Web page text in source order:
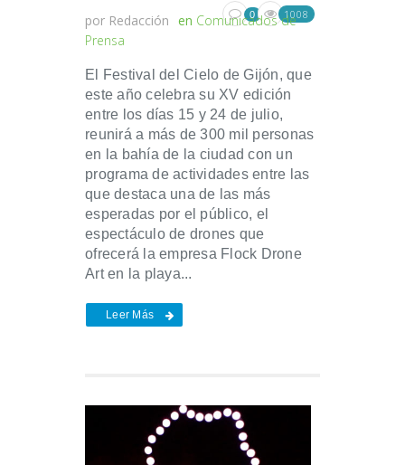
por Redacción en Comunicados de
Prensa
0 1008
El Festival del Cielo de Gijón, que
este año celebra su XV edición
entre los días 15 y 24 de julio,
reunirá a más de 300 mil personas
en la bahía de la ciudad con un
programa de actividades entre las
que destaca una de las más
esperadas por el público, el
espectáculo de drones que
ofrecerá la empresa Flock Drone
Art en la playa...
Leer Más